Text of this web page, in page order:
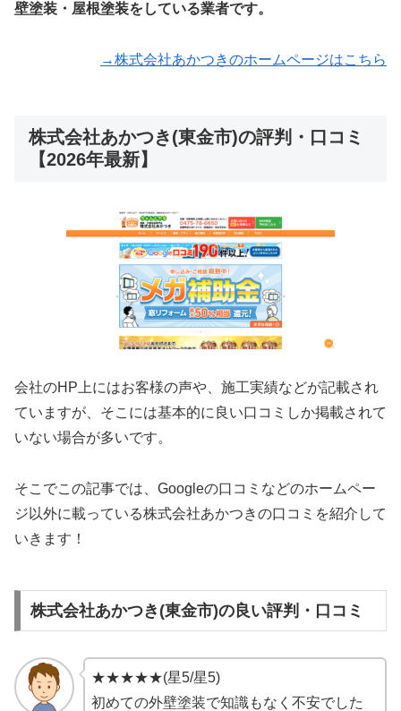
壁塗装・屋根塗装をしている業者です。
→株式会社あかつきのホームページはこちら
株式会社あかつき(東金市)の評判・口コミ
【2026年最新】
会社のHP上にはお客様の声や、施工実績などが記載され
ていますが、そこには基本的に良い口コミしか掲載されて
いない場合が多いです。
そこでこの記事では、Googleの口コミなどのホームペー
ジ以外に載っている株式会社あかつきの口コミを紹介して
いきます！
株式会社あかつき(東金市)の良い評判・口コミ
★★★★★(星5/星5)
初めての外壁塗装で知識もなく不安でした